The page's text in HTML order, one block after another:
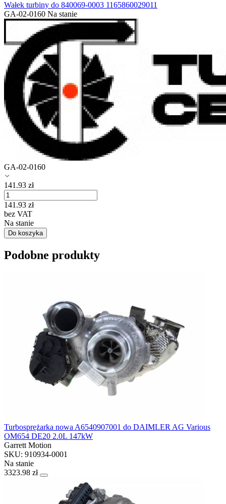
Wałek turbiny do 840069-0003 1165860029011
GA-02-0160 Na stanie
GA-02-0160
141.93 zł
141.93 zł
bez VAT
Na stanie
Do koszyka
Podobne produkty
Turbosprężarka nowa A6540907001 do DAIMLER AG Various
OM654 DE20 2.0L 147kW
Garrett Motion
SKU: 910934-0001
Na stanie
3323.98 zł